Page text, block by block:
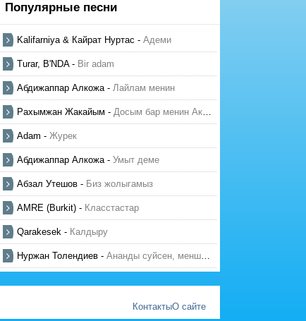
Популярные песни
Kalifarniya & Кайрат Нуртас - Адеми
Turar, B'NDA- Bir adam
Абдижаппар Алкожа- Лайлам менин
Рахымжан Жакайым - Досым бар менин Актауда
Adam - Журек
Абдижаппар Алкожа- Умыт деме
Абзал Утешов - Биз жолыгамыз
AMRE (Burkit) - Класстастар
Qarakesek - Калдыру
Нуржан Толендиев - Ананды суйсен, менше суй
КонтактыО сайте